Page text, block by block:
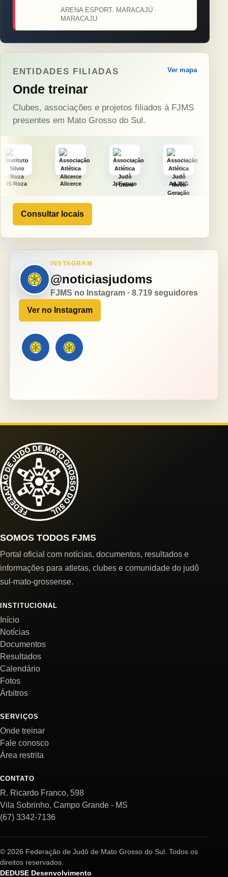
ARENA ESPORT. MARACAJÚ ·
MARACAJU
ENTIDADES FILIADAS
Onde treinar
Ver mapa
Clubes, associações e projetos filiados à FJMS
presentes em Mato Grosso do Sul.
Alicerce J. Futuro AAJNG TSURU
Consultar locais
INSTAGRAM
@noticiasjudoms
FJMS no Instagram · 8.719 seguidores
Ver no Instagram
SOMOS TODOS FJMS
Portal oficial com notícias, documentos, resultados e
informações para atletas, clubes e comunidade do judô
sul-mato-grossense.
INSTITUCIONAL
Início
Notícias
Documentos
Resultados
Calendário
Fotos
Árbitros
SERVIÇOS
Onde treinar
Fale conosco
Área restrita
CONTATO
R. Ricardo Franco, 598
Vila Sobrinho, Campo Grande - MS
(67) 3342-7136
© 2026 Federação de Judô de Mato Grosso do Sul. Todos os
direitos reservados.
DEDUSE Desenvolvimento